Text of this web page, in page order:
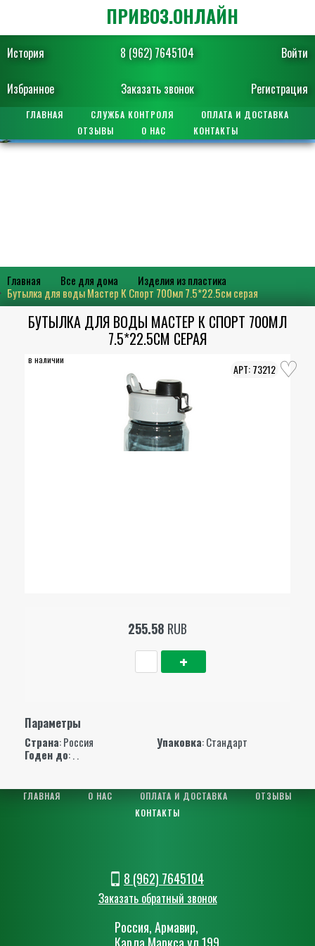
История 8 (962) 7645104 Войти
Избранное Заказать звонок Регистрация
ПРИВОЗ.ОНЛАЙН
ГЛАВНАЯ СЛУЖБА КОНТРОЛЯ
ОПЛАТА И ДОСТАВКА
ОТЗЫВЫ
О НАС КОНТАКТЫ
Главная Все для дома
Изделия из пластика
Бутылка для воды Мастер К Спорт 700мл 7.5*22.5см серая
БУТЫЛКА ДЛЯ ВОДЫ МАСТЕР К СПОРТ 700МЛ
7.5*22.5СМ СЕРАЯ
в наличии
73212
255.58 RUB
Параметры
Страна: Россия Упаковка: Стандарт
Годен до: . .
ГЛАВНАЯ О НАС ОПЛАТА И ДОСТАВКА
ОТЗЫВЫ
КОНТАКТЫ
8 (962) 7645104
Заказать обратный звонок
Россия, Армавир,